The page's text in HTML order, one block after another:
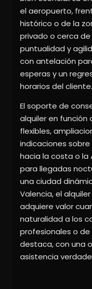
el aeropuerto,
histórico o de la
privado o cerca de
puntualidad y
con antelación
esperas y un
horarios del cliente.
El soporte de
alquiler en función
flexibles,
indicaciones
hacia la costa o la
para llegadas
una ciudad
Valencia, el
adquiere valor
naturalidad a los
profesionales o de
destaca, con una
asistencia